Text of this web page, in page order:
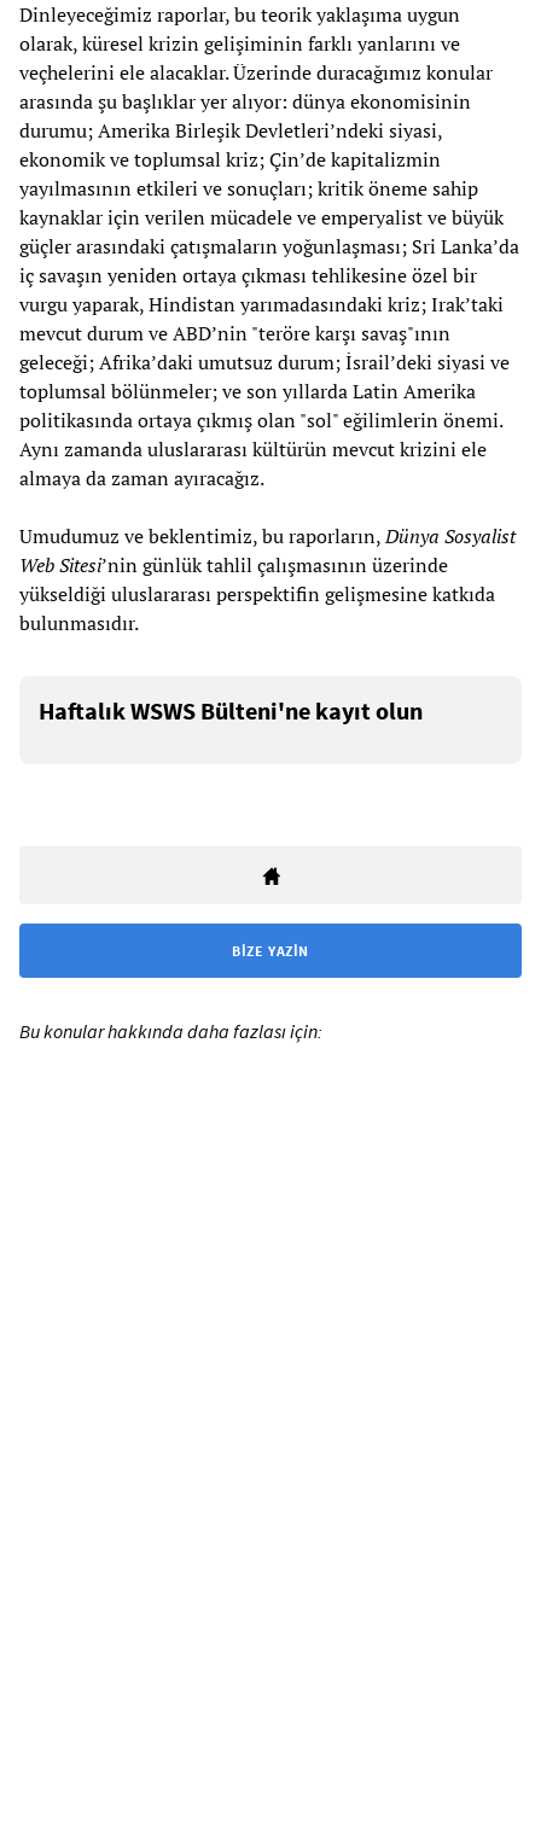
Dinleyeceğimiz raporlar, bu teorik yaklaşıma uygun
olarak, küresel krizin gelişiminin farklı yanlarını ve
veçhelerini ele alacaklar. Üzerinde duracağımız konular
arasında şu başlıklar yer alıyor: dünya ekonomisinin
durumu; Amerika Birleşik Devletleri’ndeki siyasi,
ekonomik ve toplumsal kriz; Çin’de kapitalizmin
yayılmasının etkileri ve sonuçları; kritik öneme sahip
kaynaklar için verilen mücadele ve emperyalist ve büyük
güçler arasındaki çatışmaların yoğunlaşması; Sri Lanka’da
iç savaşın yeniden ortaya çıkması tehlikesine özel bir
vurgu yaparak, Hindistan yarımadasındaki kriz; Irak’taki
mevcut durum ve ABD’nin "teröre karşı savaş"ının
geleceği; Afrika’daki umutsuz durum; İsrail’deki siyasi ve
toplumsal bölünmeler; ve son yıllarda Latin Amerika
politikasında ortaya çıkmış olan "sol" eğilimlerin önemi.
Aynı zamanda uluslararası kültürün mevcut krizini ele
almaya da zaman ayıracağız.
Umudumuz ve beklentimiz, bu raporların,Dünya Sosyalist
Web Sitesi’nin günlük tahlil çalışmasının üzerinde
yükseldiği uluslararası perspektifin gelişmesine katkıda
bulunmasıdır.
Haftalık WSWS Bülteni'ne kayıt olun
BIZE YAZIN
Bu konular hakkında daha fazlası için: